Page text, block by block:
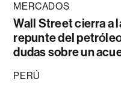
MERCADOS
Wall Street cierra a
repunte del
dudas sobre un
PERÚ